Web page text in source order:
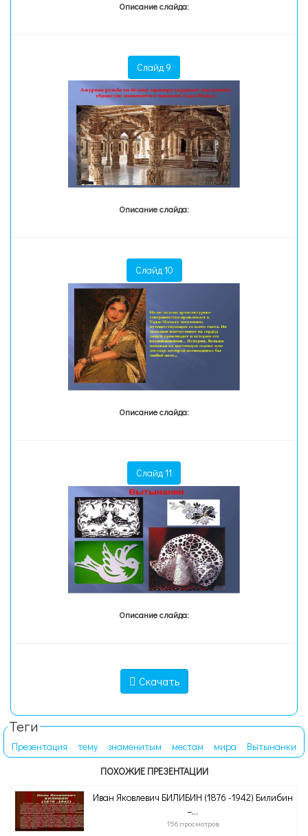
Описание слайда:
Слайд 9
Описание слайда:
Слайд 10
Описание слайда:
Слайд 11
Описание слайда:
Скачать
Теги
Презентация тему знаменитым местам мира
Вытынанки
ПОХОЖИЕ ПРЕЗЕНТАЦИИ
Иван Яковлевич БИЛИБИН (1876 -1942) Билибин
–...
156 просмотров